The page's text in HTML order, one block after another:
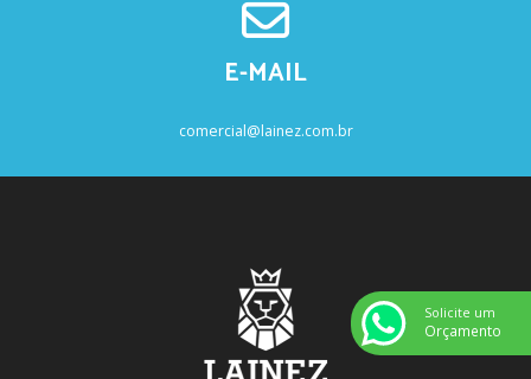
E-MAIL
comercial@lainez.com.br
Solicite um
Orçamento